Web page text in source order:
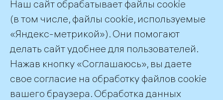
Системы менеджмента
Системы менеджмента
Приостановлен­ные
Продукция
Работы и услуги
Архивные
Продукция
Работы и услуги
Системы менеджмента
Наш сайт обрабатывает файлы cookie
(в том числе, файлы cookie, используемые
«Яндекс-метрикой»). Они помогают
делать сайт удобнее для пользователей.
Нажав кнопку «Соглашаюсь», вы даете
свое согласие на обработку файлов cookie
вашего браузера. Обработка данных